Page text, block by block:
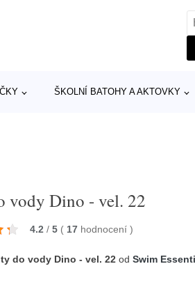
ŠKOLNÍ BATOHY A AKTOVKY
vody Dino - vel. 22
4.2 / 5 ( 17 hodnocení)
do vody Dino - vel. 22 odSwim